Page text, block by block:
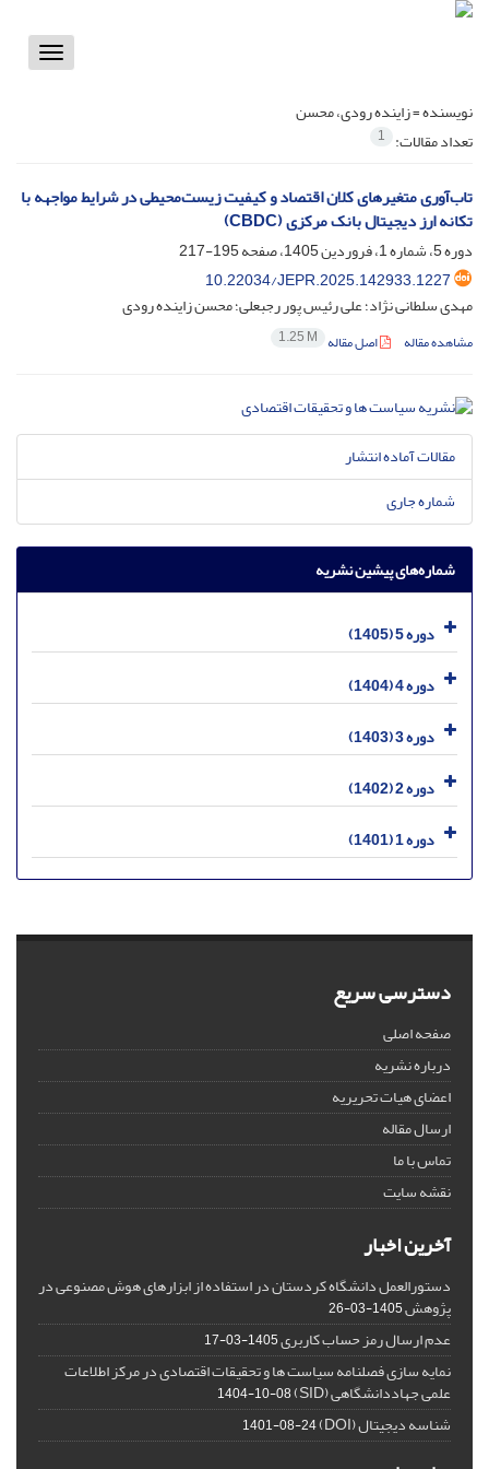
Toggle
نویسنده =زاینده رودی، محسن
تعداد مقالات: 1
تاب‌آوری متغیرهای کلان اقتصاد و کیفیت زیست‌محیطی در شرایط مواجهه با
تکانه ارز دیجیتال بانک مرکزی (CBDC)
دوره 5، شماره 1، فروردین 1405، صفحه
195-217
10.22034/JEPR.2025.142933.1227
مهدی سلطانی نژاد؛ علی رئیس پور رجبعلی؛ محسن زاینده رودی
مشاهده مقاله اصل مقاله 1.25 M
مقالات آماده انتشار
شماره جاری
شماره‌های پیشین نشریه
دوره 5 (1405)
دوره 4 (1404)
دوره 3 (1403)
دوره 2 (1402)
دوره 1 (1401)
دسترسی سریع
صفحه اصلی
درباره نشریه
اعضای هیات تحریریه
ارسال مقاله
تماس با ما
نقشه سایت
آخرین اخبار
دستورالعمل دانشگاه کردستان در استفاده از ابزارهای هوش مصنوعی در
پژوهش1405-03-26
عدم ارسال رمز حساب کاربری1405-03-17
نمایه سازی فصلنامه سیاست ها و تحقیقات اقتصادی در مرکز اطلاعات
علمی جهاددانشگاهی (SID) 1404-10-08
شناسه دیجیتال (DOI) 1401-08-24